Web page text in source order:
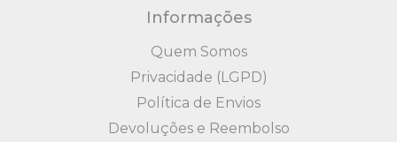
Informações
Quem Somos
Privacidade (LGPD)
Política de Envios
Devoluções e Reembolso